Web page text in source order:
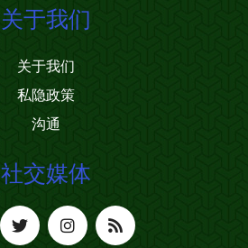
关于我们
关于我们
私隐政策
沟通
社交媒体